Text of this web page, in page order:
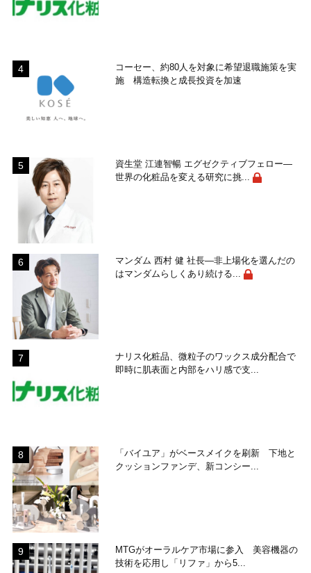
コーセー、約80人を対象に希望退職施策を実
施 構造転換と成長投資を加速
資生堂 江連智暢 エグゼクティブフェロー―
世界の化粧品を変える研究に挑...
マンダム 西村 健 社長―非上場化を選んだの
はマンダムらしくあり続ける...
ナリス化粧品、微粒子のワックス成分配合で
即時に肌表面と内部をハリ感で支...
「バイユア」がベースメイクを刷新 下地と
クッションファンデ、新コンシー...
MTGがオーラルケア市場に参入 美容機器の
技術を応用し「リファ」から5...